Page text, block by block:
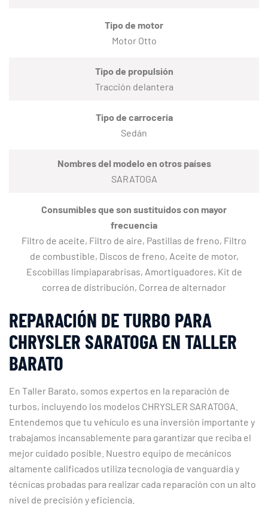
Tipo de motor
Motor Otto
Tipo de propulsión
Tracción delantera
Tipo de carrocería
Sedán
Nombres del modelo en otros países
SARATOGA
Consumibles que son sustituidos con mayor
frecuencia
Filtro de aceite, Filtro de aire, Pastillas de freno, Filtro
de combustible, Discos de freno, Aceite de motor,
Escobillas limpiaparabrisas, Amortiguadores, Kit de
correa de distribución, Correa de alternador
REPARACIÓN DE TURBO PARA
CHRYSLER SARATOGA EN TALLER
BARATO
En Taller Barato, somos expertos en la reparación de
turbos, incluyendo los modelos CHRYSLER SARATOGA.
Entendemos que tu vehículo es una inversión importante y
trabajamos incansablemente para garantizar que reciba el
mejor cuidado posible. Nuestro equipo de mecánicos
altamente calificados utiliza tecnología de vanguardia y
técnicas probadas para realizar cada reparación con un alto
nivel de precisión y eficiencia.